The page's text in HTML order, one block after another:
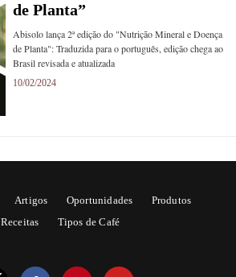
de Planta”
Abisolo lança 2ª edição do "Nutrição Mineral e Doença
de Planta": Traduzida para o português, edição chega ao
Brasil revisada e atualizada
10/02/2024
Artigos Oportunidades
Produtos
Receitas
Tipos de Café